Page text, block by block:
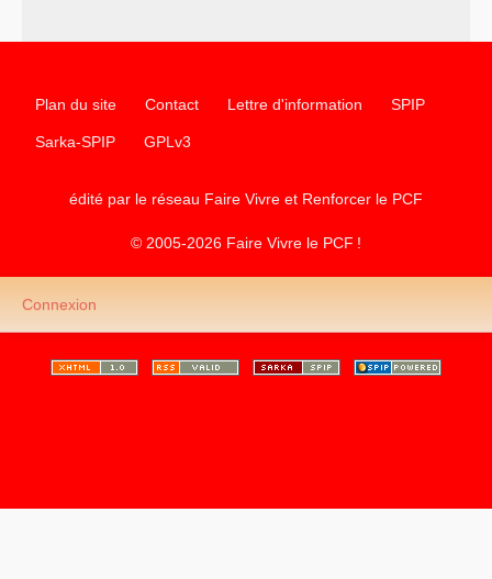
Plan du site Contact Lettre d'information SPIP
Sarka-SPIP GPLv3
édité par le réseau Faire Vivre et Renforcer le PCF
© 2005-2026 Faire Vivre le PCF !
Connexion